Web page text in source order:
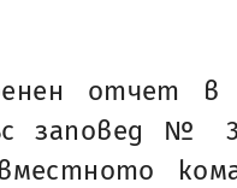
отчет в
заповед №